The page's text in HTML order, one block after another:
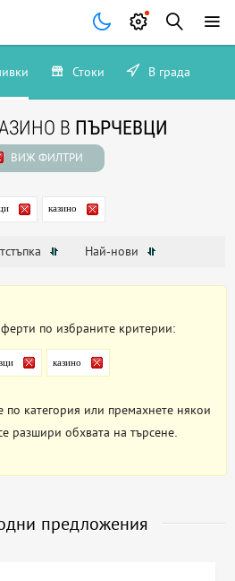
Стоки В града
В ПЪРЧЕВЦИ
ВИЖ ФИЛТРИ
казино
Най-нови
по избраните критерии:
казино
по категория или премахнете някои
разшири обхвата на търсене.
предложения